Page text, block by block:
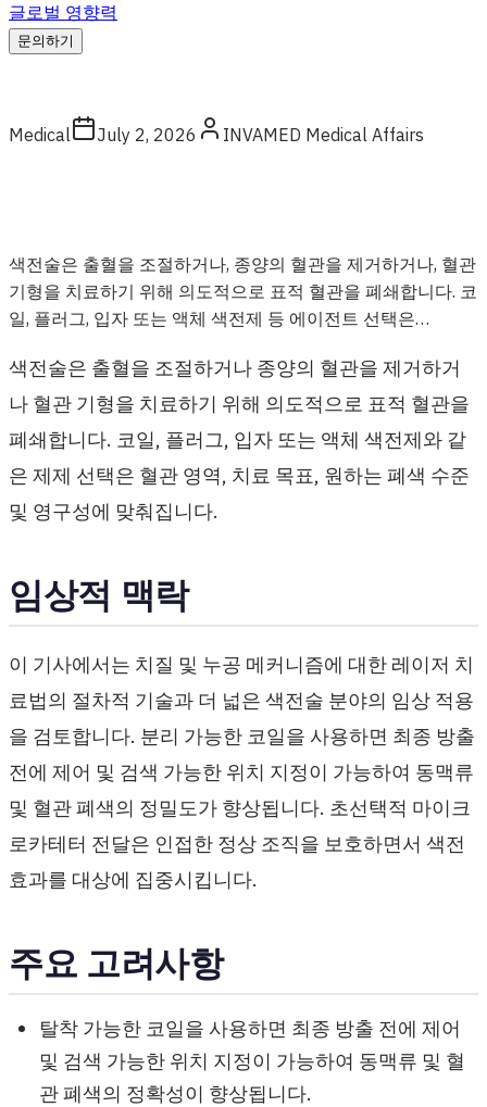
글로벌 영향력
문의하기
Medical July 2, 2026 INVAMED Medical Affairs
색전술은 출혈을 조절하거나, 종양의 혈관을 제거하거나, 혈관
기형을 치료하기 위해 의도적으로 표적 혈관을 폐쇄합니다. 코
일, 플러그, 입자 또는 액체 색전제 등 에이전트 선택은…
색전술은 출혈을 조절하거나 종양의 혈관을 제거하거
나 혈관 기형을 치료하기 위해 의도적으로 표적 혈관을
폐쇄합니다. 코일, 플러그, 입자 또는 액체 색전제와 같
은 제제 선택은 혈관 영역, 치료 목표, 원하는 폐색 수준
및 영구성에 맞춰집니다.
임상적 맥락
이 기사에서는 치질 및 누공 메커니즘에 대한 레이저 치
료법의 절차적 기술과 더 넓은 색전술 분야의 임상 적용
을 검토합니다. 분리 가능한 코일을 사용하면 최종 방출
전에 제어 및 검색 가능한 위치 지정이 가능하여 동맥류
및 혈관 폐색의 정밀도가 향상됩니다. 초선택적 마이크
로카테터 전달은 인접한 정상 조직을 보호하면서 색전
효과를 대상에 집중시킵니다.
주요 고려사항
탈착 가능한 코일을 사용하면 최종 방출 전에 제어
및 검색 가능한 위치 지정이 가능하여 동맥류 및 혈
관 폐색의 정확성이 향상됩니다.